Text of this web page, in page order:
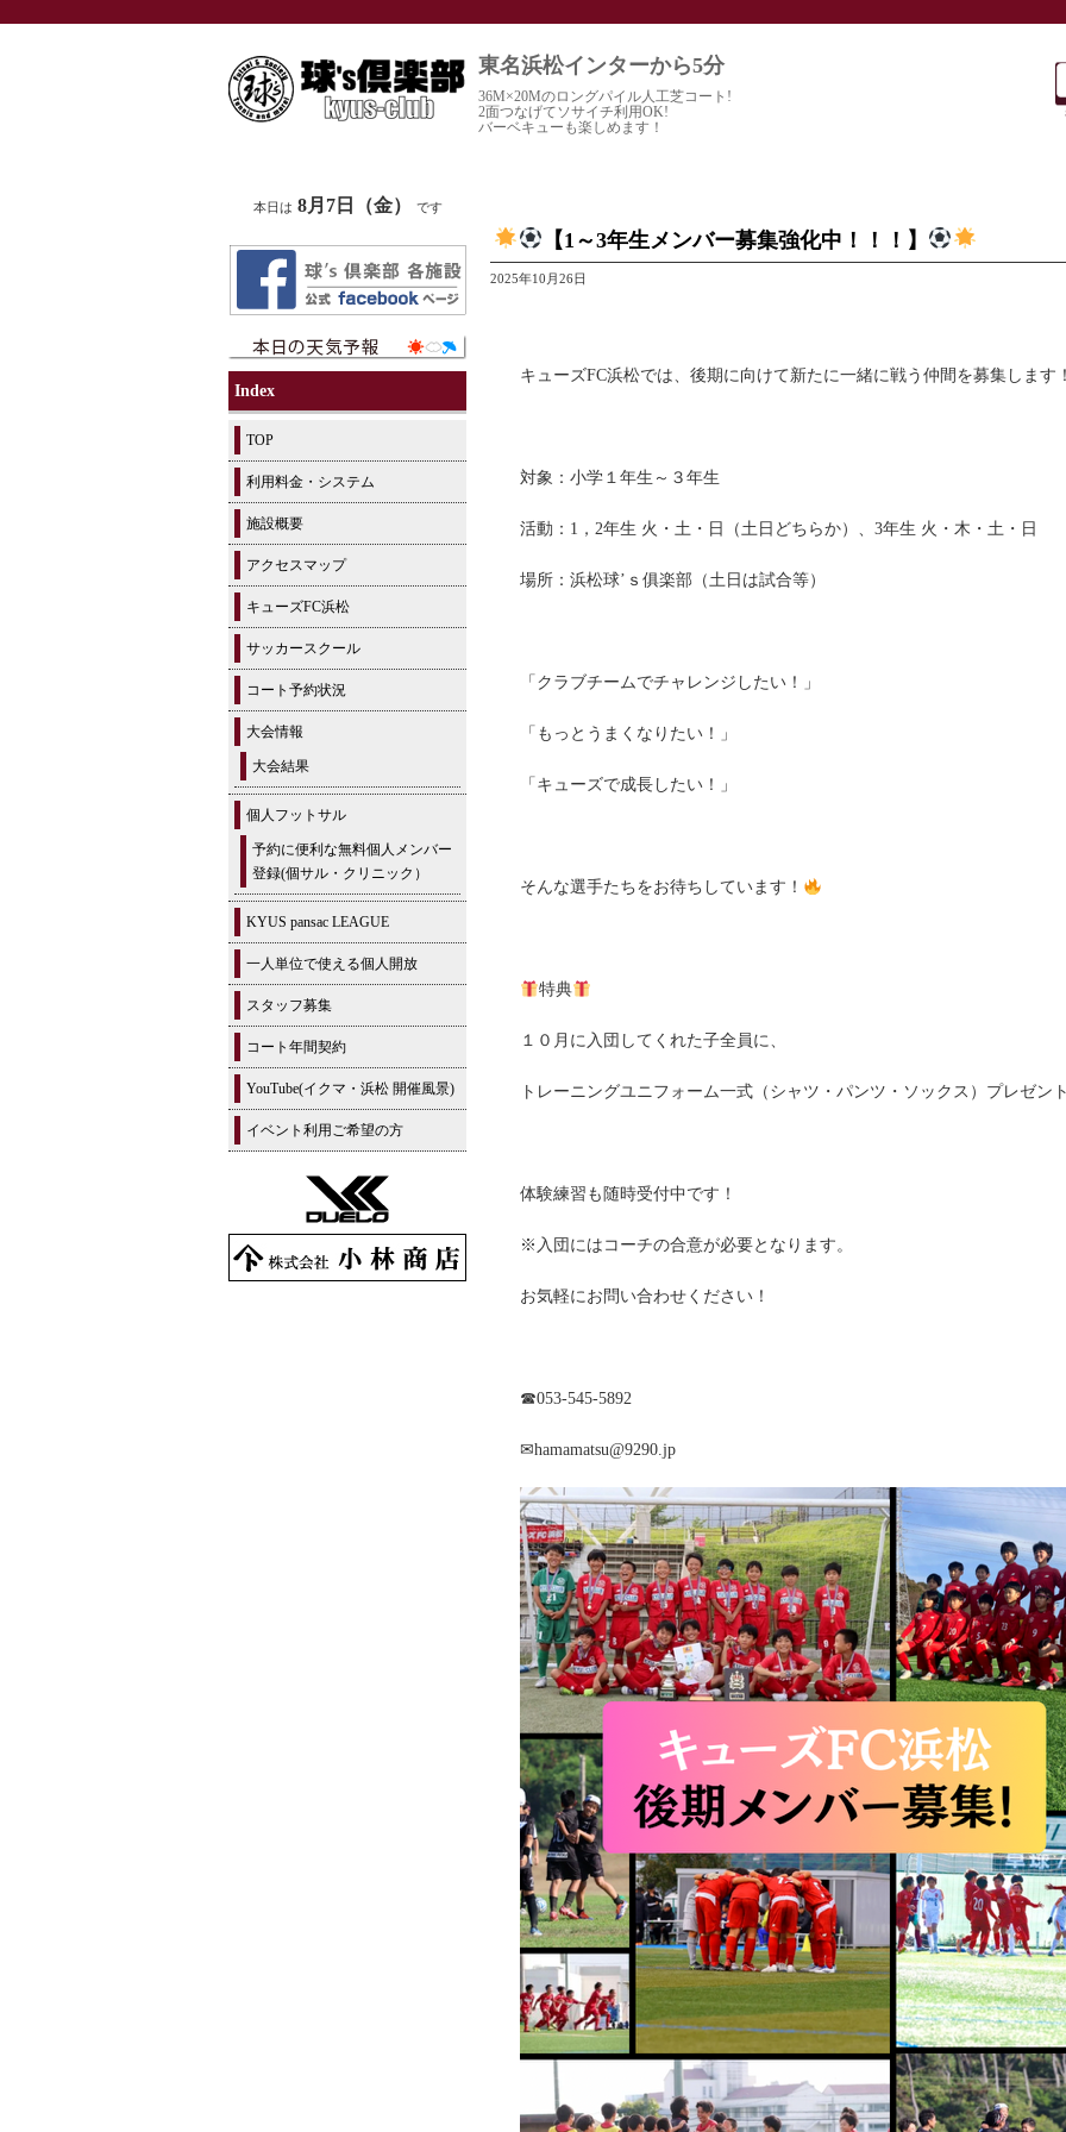
東名浜松インターから5分
36M×20Mのロングパイル人工芝コート!
2面つなげてソサイチ利用OK!
バーベキューも楽しめます！
【1～3年生メンバー募集強化中！！！】
2025年10月26日
キューズFC浜松では、後期に向けて新たに一緒に戦う仲間を募集します
対象：小学１年生～３年生
活動：1，2年生 火・土・日（土日どちらか）、3年生 火・木・土・日
場所：浜松球’ｓ俱楽部（土日は試合等）
「クラブチームでチャレンジしたい！」
「もっとうまくなりたい！」
「キューズで成長したい！」
そんな選手たちをお待ちしています！
特典
１０月に入団してくれた子全員に、
トレーニングユニフォーム一式（シャツ・パンツ・ソックス）プレゼン
体験練習も随時受付中です！
※入団にはコーチの合意が必要となります。
お気軽にお問い合わせください！
☎053-545-5892
✉hamamatsu@9290.jp
本日は 8月7日（金） です
Index
TOP
利用料金・システム
施設概要
アクセスマップ
キューズFC浜松
サッカースクール
コート予約状況
大会情報
大会結果
個人フットサル
予約に便利な無料個人メンバー
登録(個サル・クリニック）
KYUS pansac LEAGUE
一人単位で使える個人開放
スタッフ募集
コート年間契約
YouTube(イクマ・浜松 開催風景)
イベント利用ご希望の方